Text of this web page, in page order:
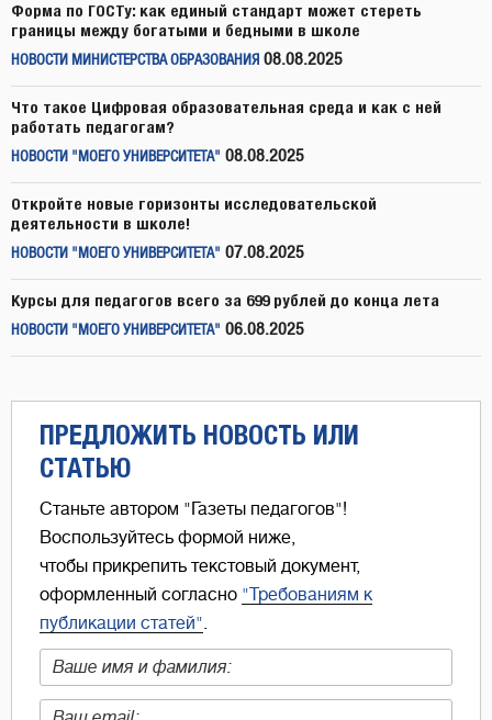
Форма по ГОСТу: как единый стандарт может стереть
границы между богатыми и бедными в школе
НОВОСТИ МИНИСТЕРСТВА ОБРАЗОВАНИЯ 08.08.2025
Что такое Цифровая образовательная среда и как с ней
работать педагогам?
НОВОСТИ "МОЕГО УНИВЕРСИТЕТА" 08.08.2025
Откройте новые горизонты исследовательской
деятельности в школе!
НОВОСТИ "МОЕГО УНИВЕРСИТЕТА" 07.08.2025
Курсы для педагогов всего за 699 рублей до конца лета
НОВОСТИ "МОЕГО УНИВЕРСИТЕТА" 06.08.2025
ПРЕДЛОЖИТЬ НОВОСТЬ ИЛИ
СТАТЬЮ
Станьте автором "Газеты педагогов"!
Воспользуйтесь формой ниже,
чтобы прикрепить текстовый документ,
оформленный согласно "Требованиям к
публикации статей".